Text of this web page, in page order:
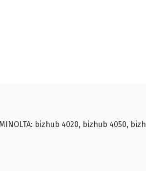
MINOLTA: bizhub 4020, bizhub 4050,